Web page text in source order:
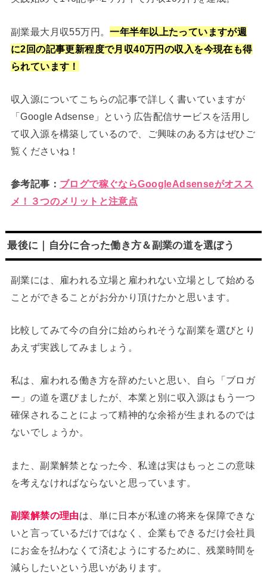
副業最大月収55万円。一年半年以上たっていますが週
に2回の記事更新程度で月収40万円の収入を今現在も得
られています！
収入源についてこちらの記事で詳しく書いていますが
「Google Adsense」という広告配信サービスを活用し
て収入源を構築しているので、ご興味のある方はぜひご
覧くださいね！
参考記事： ブログで稼ぐならGoogleAdsenseがオスス
メ！３つのメリットと注意点
最後に｜自分に合った働き方＆副業の道を選ぼう
副業には、雇われる立場と雇われない立場として始める
ことができることがお分かり頂けたかと思います。
比較してみて今の自分に始められそうな副業を選びとり
あえず実践してみましょう。
私は、雇われる働き方を辞めたいと思い、自ら「ブロガ
ー」の道を選びましたが、本業と別に収入源はもう一つ
確保されることによって精神的な余裕が生まれるのでは
ないでしょうか。
また、副業解禁となった今、私達は実はもっとこの意味
を考えなければならないと思っています。
副業解禁の理由は、単に日本が私達の将来を保障できな
いと言っているだけではなく、企業もできるだけ会社員
にお金を払わなくて済むようにするために、残業時間を
減らしたいという思いがあります。